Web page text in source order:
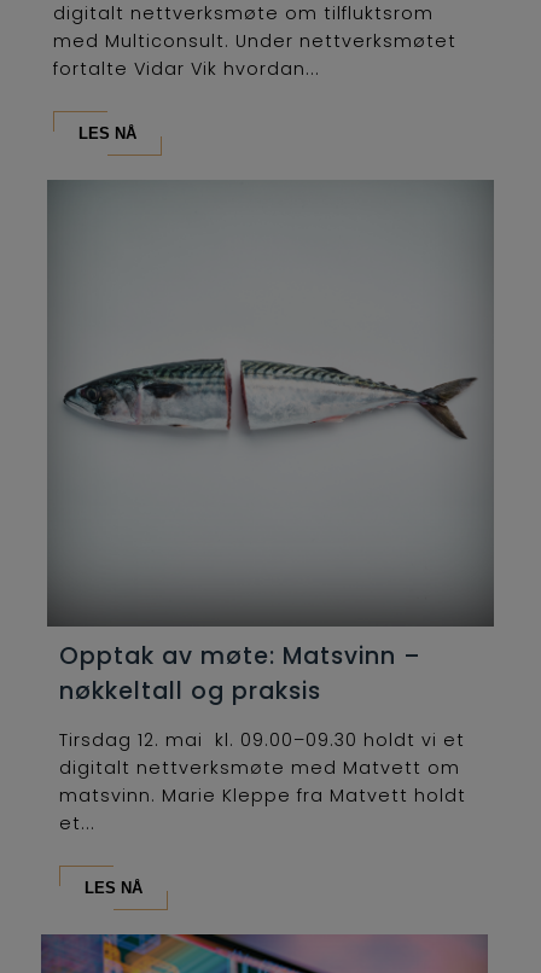
digitalt nettverksmøte om tilfluktsrom
med Multiconsult. Under nettverksmøtet
fortalte Vidar Vik hvordan...
LES NÅ
Opptak av møte: Matsvinn –
nøkkeltall og praksis
Tirsdag 12. mai kl. 09.00–09.30 holdt vi et
digitalt nettverksmøte med Matvett om
matsvinn. Marie Kleppe fra Matvett holdt
et...
LES NÅ